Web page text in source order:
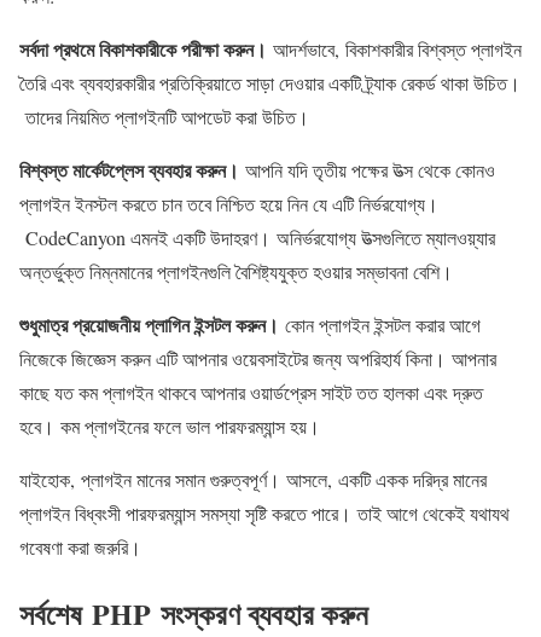
সর্বদা প্রথমে বিকাশকারীকে পরীক্ষা করুন। আদর্শভাবে, বিকাশকারীর বিশ্বস্ত প্লাগইন
তৈরি এবং ব্যবহারকারীর প্রতিক্রিয়াতে সাড়া দেওয়ার একটি ট্র্যাক রেকর্ড থাকা উচিত।
তাদের নিয়মিত প্লাগইনটি আপডেট করা উচিত।
বিশ্বস্ত মার্কেটপ্লেস ব্যবহার করুন। আপনি যদি তৃতীয় পক্ষের উত্স থেকে কোনও
প্লাগইন ইনস্টল করতে চান তবে নিশ্চিত হয়ে নিন যে এটি নির্ভরযোগ্য।
CodeCanyon এমনই একটি উদাহরণ। অনির্ভরযোগ্য উত্সগুলিতে ম্যালওয়্যার
অন্তর্ভুক্ত নিম্নমানের প্লাগইনগুলি বৈশিষ্ট্যযুক্ত হওয়ার সম্ভাবনা বেশি।
শুধুমাত্র প্রয়োজনীয় প্লাগিন ইন্সটল করুন। কোন প্লাগইন ইন্সটল করার আগে
নিজেকে জিজ্ঞেস করুন এটি আপনার ওয়েবসাইটের জন্য অপরিহার্য কিনা। আপনার
কাছে যত কম প্লাগইন থাকবে আপনার ওয়ার্ডপ্রেস সাইট তত হালকা এবং দ্রুত
হবে। কম প্লাগইনের ফলে ভাল পারফরম্যান্স হয়।
যাইহোক, প্লাগইন মানের সমান গুরুত্বপূর্ণ। আসলে, একটি একক দরিদ্র মানের
প্লাগইন বিধ্বংসী পারফরম্যান্স সমস্যা সৃষ্টি করতে পারে। তাই আগে থেকেই যথাযথ
গবেষণা করা জরুরি।
সর্বশেষ PHP সংস্করণ ব্যবহার করুন